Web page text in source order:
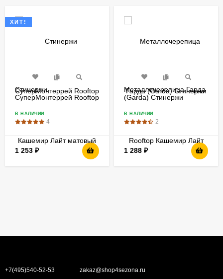
ХИТ!
Стинержи
СуперМонтеррей Rooftop
В НАЛИЧИИ
4
1 253 ₽
Металлочерепица Гарда
(Garda) Стинержи
матовый
В НАЛИЧИИ
2
1 288 ₽
+7(495)540-52-53 zakaz@shop4sezona.ru